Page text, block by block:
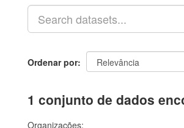
Ordenar por
1 conjunto de dados
Organizações: